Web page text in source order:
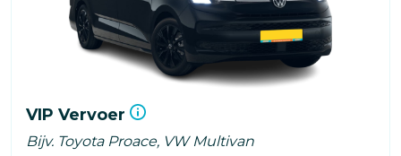
VIP Vervoer
Bijv. Toyota Proace, VW Multivan